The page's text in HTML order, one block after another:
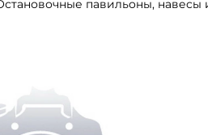
Остановочные павильоны, навесы